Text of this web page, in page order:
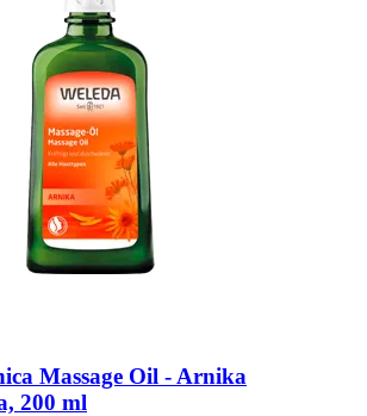
Massage Oil -​ Arnika
200 ml